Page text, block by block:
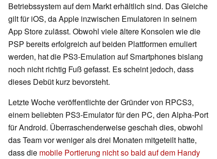
Betriebssystem auf dem Markt erhältlich sind. Das Gleiche
gilt für iOS, da Apple inzwischen Emulatoren in seinem
App Store zulässt. Obwohl viele ältere Konsolen wie die
PSP bereits erfolgreich auf beiden Plattformen emuliert
werden, hat die PS3-Emulation auf Smartphones bislang
noch nicht richtig Fuß gefasst. Es scheint jedoch, dass
dieses Debüt kurz bevorsteht.
Letzte Woche veröffentlichte der Gründer von RPCS3,
einem beliebten PS3-Emulator für den PC, den Alpha-Port
für Android. Überraschenderweise geschah dies, obwohl
das Team vor weniger als drei Monaten mitgeteilt hatte,
dass die mobile Portierung nicht so bald auf dem Handy